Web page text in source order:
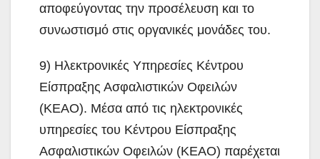
αποφεύγοντας την προσέλευση και το
συνωστισμό στις οργανικές μονάδες του.
9) Ηλεκτρονικές Υπηρεσίες Κέντρου
Είσπραξης Ασφαλιστικών Οφειλών
(ΚΕΑΟ). Μέσα από τις ηλεκτρονικές
υπηρεσίες του Κέντρου Είσπραξης
Ασφαλιστικών Οφειλών (ΚΕΑΟ) παρέχεται